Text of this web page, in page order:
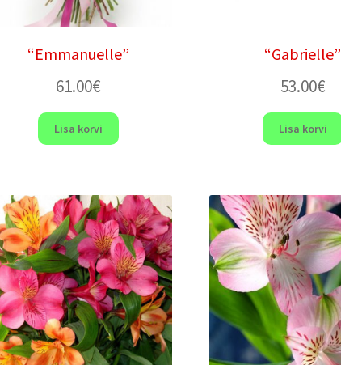
“Emmanuelle”
61.00€
Lisa korvi
“Gabrielle”
53.00€
Lisa korvi